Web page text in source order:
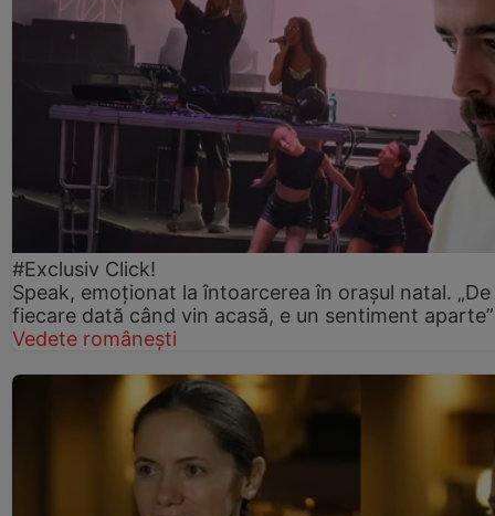
#Exclusiv Click!
Speak, emoționat la întoarcerea în orașul natal. „De
fiecare dată când vin acasă, e un sentiment aparte”
Vedete românești